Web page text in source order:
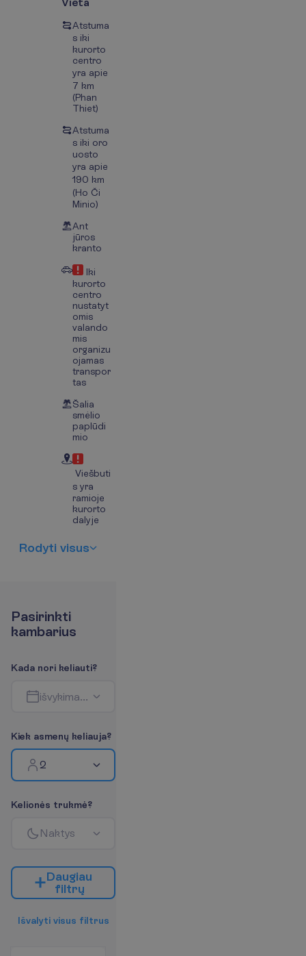
Atstuma
s iki
kurorto
centro
yra apie
7 km
(Phan
Thiet)
Atstuma
s iki oro
uosto
yra apie
190 km
(Ho Či
Minio)
Ant
jūros
kranto
Iki
kurorto
centro
nustatyt
omis
valando
mis
organizu
ojamas
transpor
tas
Šalia
smėlio
paplūdi
mio
Viešbuti
s yra
ramioje
kurorto
dalyje
Rodyti visus
Pasirinkti
kambarius
Kada nori keliauti?
išvykimas g
Kiek asmenų keliauja?
2
Kelionės trukmė?
Naktys
Daugiau
filtrų
Išvalyti visus filtrus